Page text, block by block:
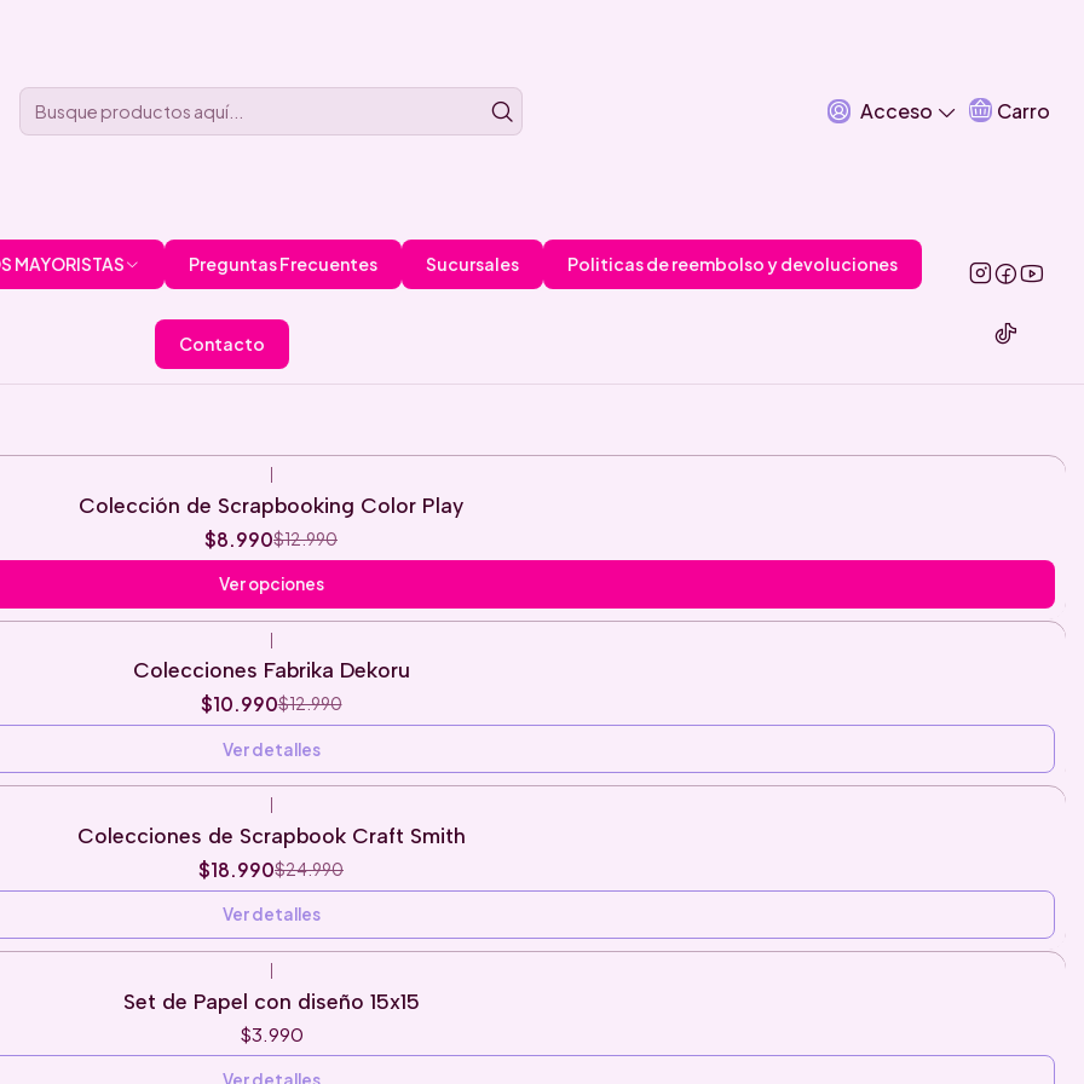
Acceso Carro
MAYORISTAS Preguntas Frecuentes Sucursales Politicas de reembolso y devoluciones
Contacto
Colección de Scrapbooking Color Play
$8.990$12.990
Ver opciones
|
Colecciones Fabrika Dekoru
$10.990$12.990
Ver detalles
Colecciones de Scrapbook Craft Smith
$18.990$24.990
Ver detalles
Set de Papel con diseño 15x15
$3.990
Ver detalles